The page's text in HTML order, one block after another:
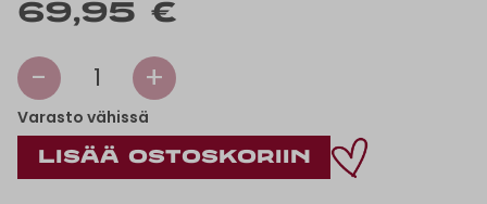
69,95 €
- 1 +
Varasto vähissä